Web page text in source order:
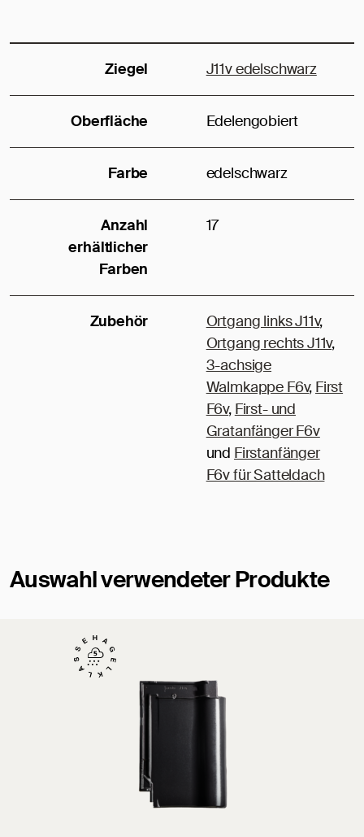
Ziegel J11v edelschwarz
Oberfläche Edelengobiert
Farbe edelschwarz
Anzahl
erhältlicher
Farben
17
Zubehör Ortgang links J11v,
Ortgang rechts J11v,
3-achsige
Walmkappe F6v, First
F6v, First- und
Gratanfänger F6v
und Firstanfänger
F6v für Satteldach
Auswahl verwendeter Produkte